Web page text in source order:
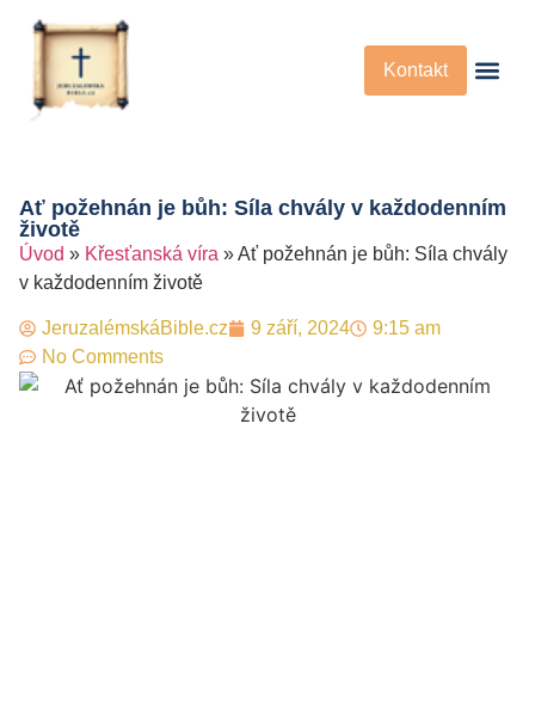
Kontakt
Ať požehnán je bůh: Síla chvály v každodenním
životě
Úvod » Křesťanská víra »Ať požehnán je bůh: Síla chvály
v každodenním životě
JeruzalémskáBible.cz 9 září, 2024
9:15 am
No Comments